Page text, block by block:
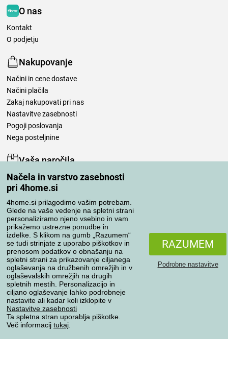
Načela in varstvo zasebnosti
pri 4home.si
4home.si prilagodimo vašim potrebam.
Glede na vaše vedenje na spletni strani
personaliziramo njeno vsebino in vam
prikažemo ustrezne ponudbe in
izdelke. S klikom na gumb „Razumem“
se tudi strinjate z uporabo piškotkov in
prenosom podatkov o obnašanju na
spletni strani za prikazovanje ciljanega
oglaševanja na družbenih omrežjih in v
oglaševalskih omrežjih na drugih
spletnih mestih. Personalizacijo in
ciljano oglaševanje lahko podrobneje
nastavite ali kadar koli izklopite v
Nastavitve zasebnosti
Ta spletna stran uporablja piškotke.
Več informacij tukaj
RAZUMEM
Podrobne nastavitve
O nas
Kontakt
O podjetju
Nakupovanje
Načini in cene dostave
Načini plačila
Zakaj nakupovati pri nas
Nastavitve zasebnosti
Pogoji poslovanja
Nega posteljnine
Vaša naročila
Moj račun
Pregled naročil
Reklamacija
Odstop od kupoprodajne pogodbe
Pravila obdelave ocen
Načini prevoza
Načini plačila
Zanesljiva trgovina